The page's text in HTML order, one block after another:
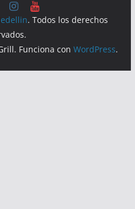
. Todos los derechos
Funciona conWordPress.